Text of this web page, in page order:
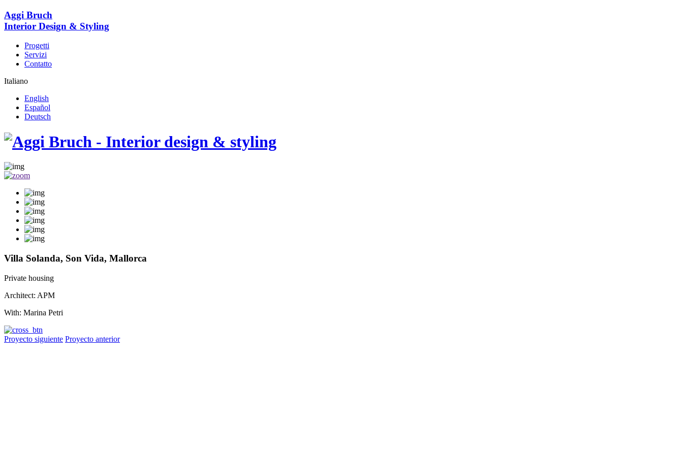
Aggi Bruch
Interior Design & Styling
Progetti
Servizi
Contatto
Italiano
English
Español
Deutsch
Villa Solanda, Son Vida, Mallorca
Private housing
Architect: APM
With: Marina Petri
Proyecto siguiente Proyecto anterior